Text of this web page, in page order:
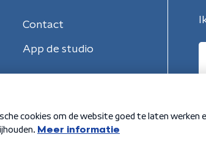
Contact
App de studio